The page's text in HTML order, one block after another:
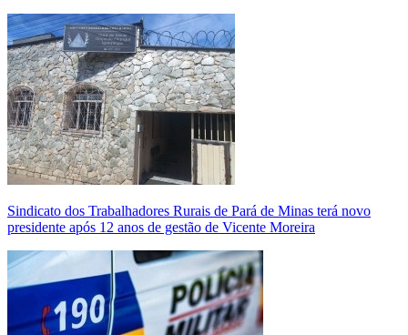
Sindicato dos Trabalhadores Rurais de Pará de Minas terá novo
presidente após 12 anos de gestão de Vicente Moreira